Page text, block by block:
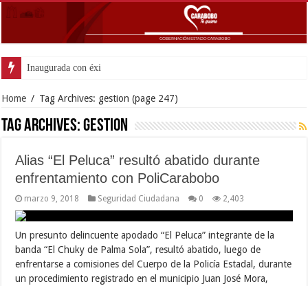
Inaugurada con éxito oficina de
Home / Tag Archives: gestion (page 247)
Tag Archives:gestion
Alias “El Peluca” resultó abatido durante
enfrentamiento con PoliCarabobo
marzo 9, 2018 Seguridad Ciudadana 0 2,403
Un presunto delincuente apodado “El Peluca” integrante de la
banda “El Chuky de Palma Sola”, resultó abatido, luego de
enfrentarse a comisiones del Cuerpo de la Policía Estadal, durante
un procedimiento registrado en el municipio Juan José Mora,